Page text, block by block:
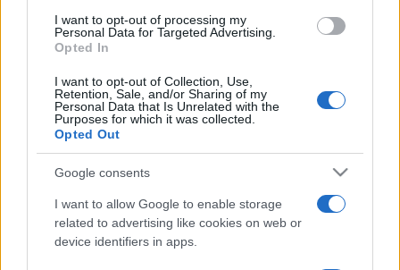
I want to opt-out of processing my
Personal Data for Targeted Advertising.
Opted In
I want to opt-out of Collection, Use,
Retention, Sale, and/or Sharing of my
Personal Data that Is Unrelated with the
Purposes for which it was collected.
Opted Out
Google consents
I want to allow Google to enable storage
related to advertising like cookies on web or
device identifiers in apps.
játszhatott rajta, és teljesen beleszeretett. A szerelem
azonban nem csupán az első pillanatra korlátozódott, az
érzelem, minél tovább volt nála a hegedű, csak mélyült, új
színeket, új mélységeket fedezett fel. Bell azt is
elképzelhetőnek tartja, hogy egy-egy hegedűs, és
saját stílusában játszik a hangszeren, fizikailag is nyomot
hagy rajta. Ha ilyen régi hangszereken játszik Bell,
elmondása szerint mélyebben érthető meg a zene,